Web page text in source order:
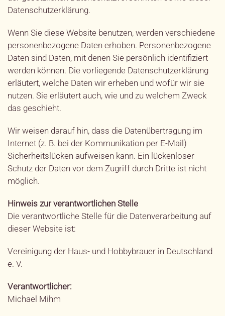
Datenschutzerklärung.
Wenn Sie diese Website benutzen, werden verschiedene
personenbezogene Daten erhoben. Personenbezogene
Daten sind Daten, mit denen Sie persönlich identifiziert
werden können. Die vorliegende Datenschutzerklärung
erläutert, welche Daten wir erheben und wofür wir sie
nutzen. Sie erläutert auch, wie und zu welchem Zweck
das geschieht.
Wir weisen darauf hin, dass die Datenübertragung im
Internet (z. B. bei der Kommunikation per E-Mail)
Sicherheitslücken aufweisen kann. Ein lückenloser
Schutz der Daten vor dem Zugriff durch Dritte ist nicht
möglich.
Hinweis zur verantwortlichen Stelle
Die verantwortliche Stelle für die Datenverarbeitung auf
dieser Website ist:
Vereinigung der Haus- und Hobbybrauer in Deutschland
e. V.
Verantwortlicher:
Michael Mihm